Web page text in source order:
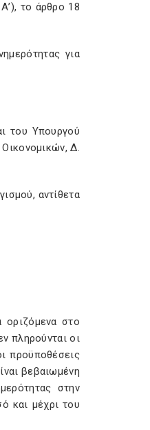
το άρθρο 18
για
του Υπουργού
Δ.
αντίθετα
οριζόμενα στο
πληρούνται οι
προϋποθέσεις
βεβαιωμένη
στην
και μέχρι του